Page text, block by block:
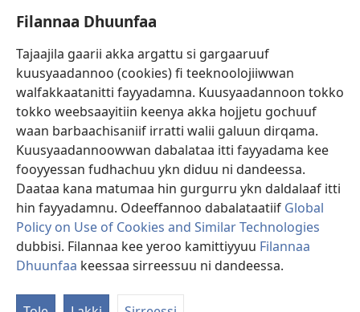
Filannaa Dhuunfaa
Tajaajila gaarii akka argattu si gargaaruuf
kuusyaadannoo (cookies) fi teeknoolojiiwwan
walfakkaatanitti fayyadamna. Kuusyaadannoon tokko
tokko weebsaayitiin keenya akka hojjetu gochuuf
waan barbaachisaniif irratti walii galuun dirqama.
Kuusyaadannoowwan dabalataa itti fayyadama kee
fooyyessan fudhachuu ykn diduu ni dandeessa.
Daataa kana matumaa hin gurgurru ykn daldalaaf itti
hin fayyadamnu. Odeeffannoo dabalataatiif Global
Policy on Use of Cookies and Similar Technologies
dubbisi. Filannaa kee yeroo kamittiyyuu Filannaa
Dhuunfaa keessaa sirreessuu ni dandeessa.
Gargaarsa
Buusii
(opens
window)"LAAYIBRARII INTARNEETIIRRAA"
(opens
new
window)
®
(opens
new
window)Appilikeeshinii JW Library
Copyright© 2026 Watch Tower Bible and Tract Society of Pennsylvania.